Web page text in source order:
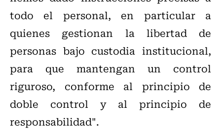
todo el personal, en particular a
quienes gestionan la libertad de
personas bajo custodia institucional,
para que mantengan un control
riguroso, conforme al principio de
doble control y al principio de
responsabilidad".